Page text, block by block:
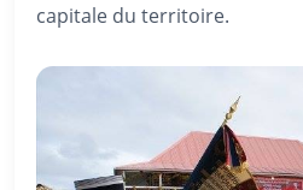
capitale du territoire.